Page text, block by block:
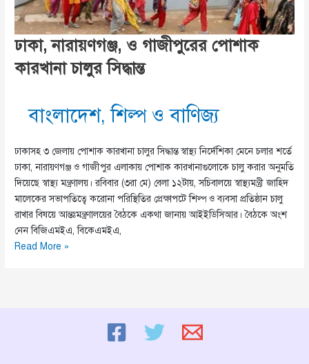
ঢাকা, নারায়ণগঞ্জ, ও গাজীপুরের পোশাক
কারখানা চালুর সিদ্ধান্ত
বাংলাদেশ,শিল্প ও বাণিজ্য
ঢাকাসহ ৩ জেলায় পোশাক কারখানা চালুর সিদ্ধান্ত স্বাস্থ্য নির্দেশিকা মেনে চলার শর্তে
ঢাকা, নারায়ণগঞ্জ ও গাজীপুর এলাকায় পোশাক কারখানাগুলোকে চালু করার অনুমতি
দিয়েছে স্বাস্থ্য মন্ত্রণালয়। রবিবার (৩রা মে) বেলা ১২টায়, সচিবালয়ে স্বাস্থ্যমন্ত্রী জাহিদ
মালেকের সভাপতিত্বে করোনা পরিস্থিতির প্রেক্ষাপটে শিল্প ও ব্যবসা প্রতিষ্ঠান চালু
রাখার বিষয়ে আন্তঃমন্ত্রণালয়ের বৈঠকে একথা জানায় আইইডিসিআর। বৈঠকে অংশ
নেন বিজিএমইএ, বিকেএমইএ,
ঢাকা,
Read More »